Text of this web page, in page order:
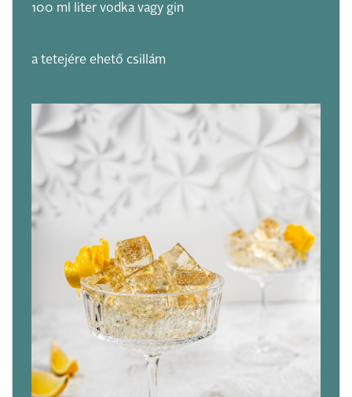
100 ml liter vodka vagy gin
a tetejére ehető csillám